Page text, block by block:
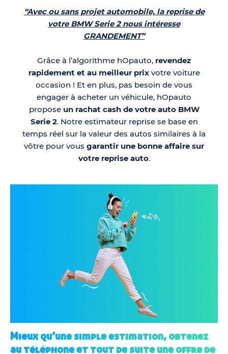
“Avec ou sans projet automobile, la reprise de
votre BMW Serie 2 nous intéresse
GRANDEMENT”
Grâce à l’algorithme hOpauto, revendez
rapidement et au meilleur prixvotre voiture
occasion ! Et en plus, pas besoin de vous
engager à acheter un véhicule, hOpauto
proposeun rachat cash de votre auto BMW
Serie 2. Notre estimateur reprise se base en
temps réel sur la valeur des autos similaires à la
vôtre pour vous garantir une bonne affaire sur
votre reprise auto.
Mieux qu’une simple estimation, obtenez
au téléphone et tout de suite une offre de